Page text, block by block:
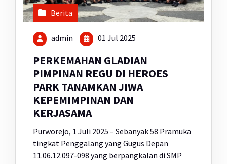
Berita
admin 01 Jul 2025
PERKEMAHAN GLADIAN
PIMPINAN REGU DI HEROES
PARK TANAMKAN JIWA
KEPEMIMPINAN DAN
KERJASAMA
Purworejo, 1 Juli 2025 – Sebanyak 58 Pramuka
tingkat Penggalang yang Gugus Depan
11.06.12.097-098 yang berpangkalan di SMP